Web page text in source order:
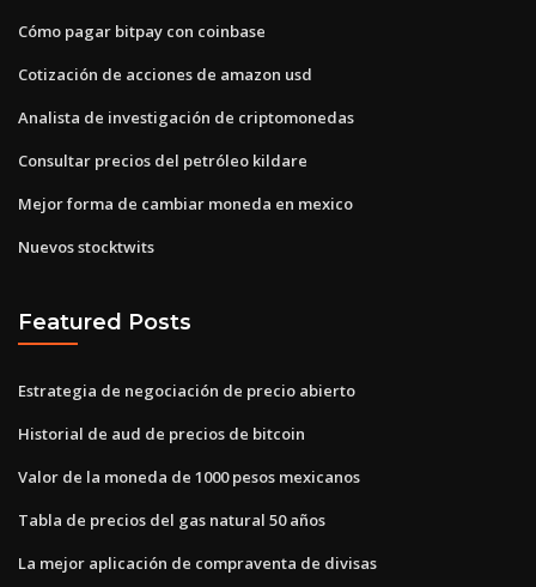
Cómo pagar bitpay con coinbase
Cotización de acciones de amazon usd
Analista de investigación de criptomonedas
Consultar precios del petróleo kildare
Mejor forma de cambiar moneda en mexico
Nuevos stocktwits
Featured Posts
Estrategia de negociación de precio abierto
Historial de aud de precios de bitcoin
Valor de la moneda de 1000 pesos mexicanos
Tabla de precios del gas natural 50 años
La mejor aplicación de compraventa de divisas